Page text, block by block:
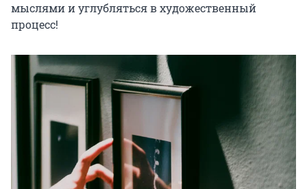
мыслями и углубляться в художественный
процесс!